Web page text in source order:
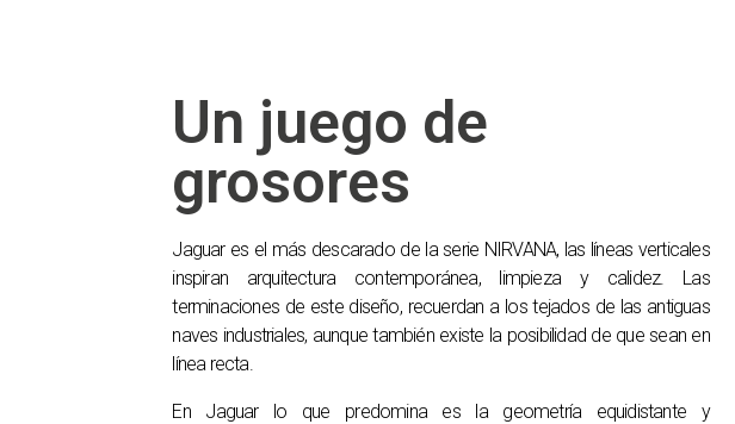
Un juego de
grosores
Jaguar es el más descarado de la serie NIRVANA, las líneas verticales
inspiran arquitectura contemporánea, limpieza y calidez. Las
terminaciones de este diseño, recuerdan a los tejados de las antiguas
naves industriales, aunque también existe la posibilidad de que sean en
línea recta.
En Jaguar lo que predomina es la geometría equidistante y